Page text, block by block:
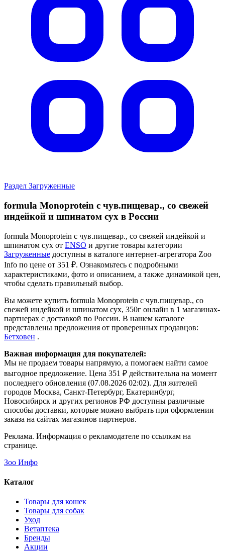
Раздел Загруженные
formula Monoprotein с чув.пищевар., со свежей
индейкой и шпинатом сух в России
formula Monoprotein с чув.пищевар., со свежей индейкой и
шпинатом сух от ENSO и другие товары категории
Загруженные доступны в каталоге интернет-агрегатора Zoo
Info по цене от 351 ₽. Ознакомьтесь с подробными
характеристиками, фото и описанием, а также динамикой цен,
чтобы сделать правильный выбор.
Вы можете купить formula Monoprotein с чув.пищевар., со
свежей индейкой и шпинатом сух, 350г онлайн в 1 магазинах-
партнерах с доставкой по России. В нашем каталоге
представлены предложения от проверенных продавцов:
Бетховен .
Важная информация для покупателей:
Мы не продаем товары напрямую, а помогаем найти самое
выгодное предложение. Цена 351 ₽ действительна на момент
последнего обновления (07.08.2026 02:02). Для жителей
городов Москва, Санкт-Петербург, Екатеринбург,
Новосибирск и других регионов РФ доступны различные
способы доставки, которые можно выбрать при оформлении
заказа на сайтах магазинов партнеров.
Реклама. Информация о рекламодателе по ссылкам на
странице.
Зоо Инфо
Каталог
Товары для кошек
Товары для собак
Уход
Ветаптека
Бренды
Акции